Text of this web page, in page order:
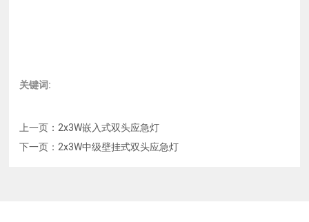
关键词:
上一页：2x3W嵌入式双头应急灯
下一页：2x3W中级壁挂式双头应急灯